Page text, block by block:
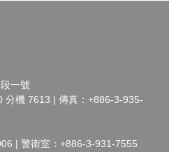
一號
分機 7613 | 傳真：+886-3-935-
| 警衛室：+886-3-931-7555